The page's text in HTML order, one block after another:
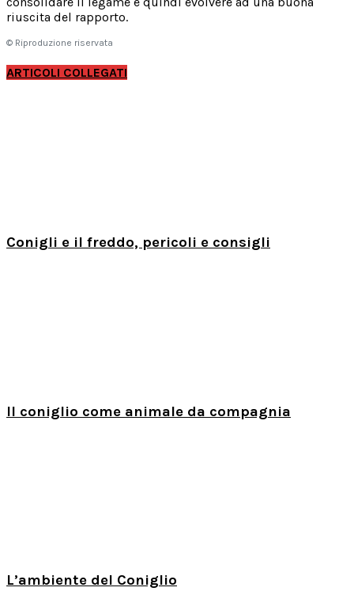
riuscita del rapporto.
© Riproduzione riservata
ARTICOLI COLLEGATI
Conigli e il freddo, pericoli e consigli
Il coniglio come animale da compagnia
L’ambiente del Coniglio